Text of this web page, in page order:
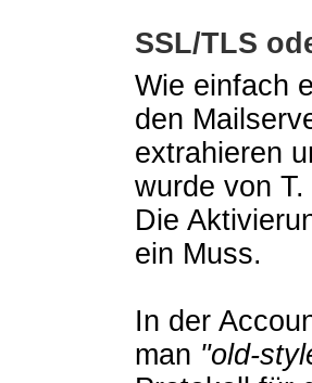
SSL/TLS
Wie einfach
den
extrahieren
wurde von
Die
ein Muss.
In der
man "old-